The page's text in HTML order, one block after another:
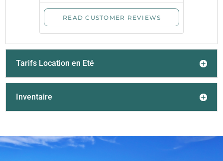
Tarifs Location en Eté
Inventaire